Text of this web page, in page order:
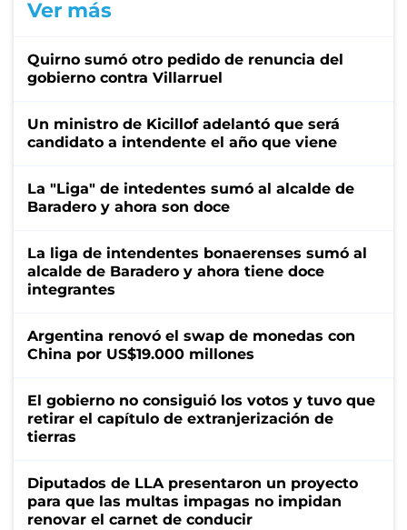
Ver más
Quirno sumó otro pedido de renuncia del
gobierno contra Villarruel
Un ministro de Kicillof adelantó que será
candidato a intendente el año que viene
La "Liga" de intedentes sumó al alcalde de
Baradero y ahora son doce
La liga de intendentes bonaerenses sumó al
alcalde de Baradero y ahora tiene doce
integrantes
Argentina renovó el swap de monedas con
China por US$19.000 millones
El gobierno no consiguió los votos y tuvo que
retirar el capítulo de extranjerización de
tierras
Diputados de LLA presentaron un proyecto
para que las multas impagas no impidan
renovar el carnet de conducir